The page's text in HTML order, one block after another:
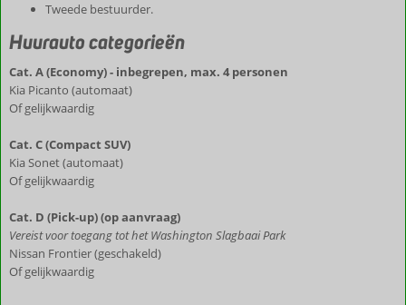
Tweede bestuurder.
Huurauto categorieën
Cat. A (Economy) - inbegrepen, max. 4 personen
Kia Picanto (automaat)
Of gelijkwaardig
Cat. C (Compact SUV)
Kia Sonet (automaat)
Of gelijkwaardig
Cat. D (Pick-up) (op aanvraag)
Vereist voor toegang tot het Washington Slagbaai Park
Nissan Frontier (geschakeld)
Of gelijkwaardig